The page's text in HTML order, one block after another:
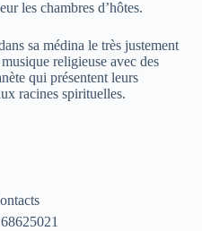
les chambres d’hôtes.
sa médina le très justement
religieuse avec des
qui présentent leurs
racines spirituelles.